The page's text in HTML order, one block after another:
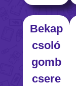
Bekap
csoló
gomb
csere